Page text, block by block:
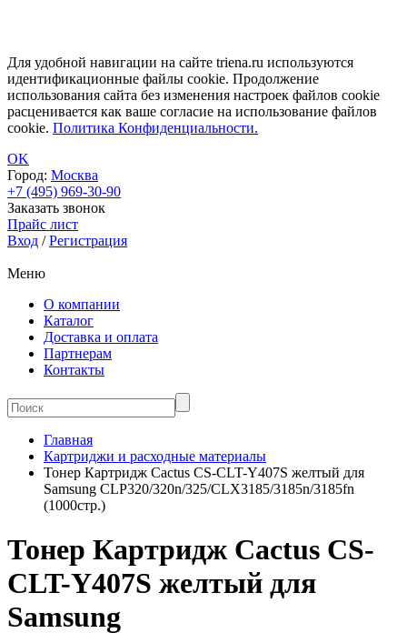
Для удобной навигации на сайте triena.ru используются
идентификационные файлы cookie. Продолжение
использования сайта без изменения настроек файлов cookie
расценивается как ваше согласие на использование файлов
cookie. Политика Конфиденциальности.
OK
Город: Москва
+7 (495) 969-30-90
Заказать звонок
Прайс лист
Вход /Регистрация
Меню
О компании
Каталог
Доставка и оплата
Партнерам
Контакты
Главная
Картриджи и расходные материалы
Тонер Картридж Cactus CS-CLT-Y407S желтый для
Samsung CLP320/320n/325/CLX3185/3185n/3185fn
(1000стр.)
Тонер Картридж Cactus CS-
CLT-Y407S желтый для
Samsung